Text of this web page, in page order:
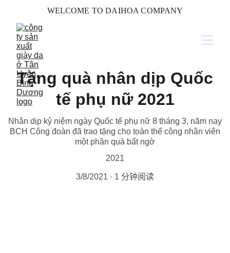
WELCOME TO DAIHOA COMPANY
Tặng quà nhân dịp Quốc
tế phụ nữ 2021
Nhân dịp kỷ niệm ngày Quốc tế phụ nữ 8 tháng 3, năm nay
BCH Công đoàn đã trao tặng cho toàn thể công nhân viên
một phần quà bất ngờ
2021
3/8/2021 1 分钟阅读